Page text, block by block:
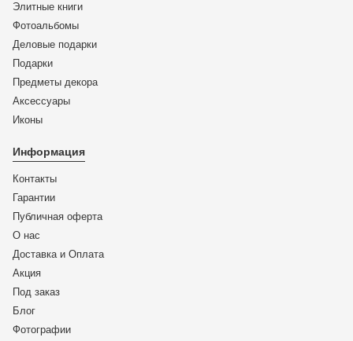
Элитные книги
Фотоальбомы
Деловые подарки
Подарки
Предметы декора
Аксессуары
Иконы
Информация
Контакты
Гарантии
Публичная оферта
О нас
Доставка и Оплата
Акция
Под заказ
Блог
Фотографии